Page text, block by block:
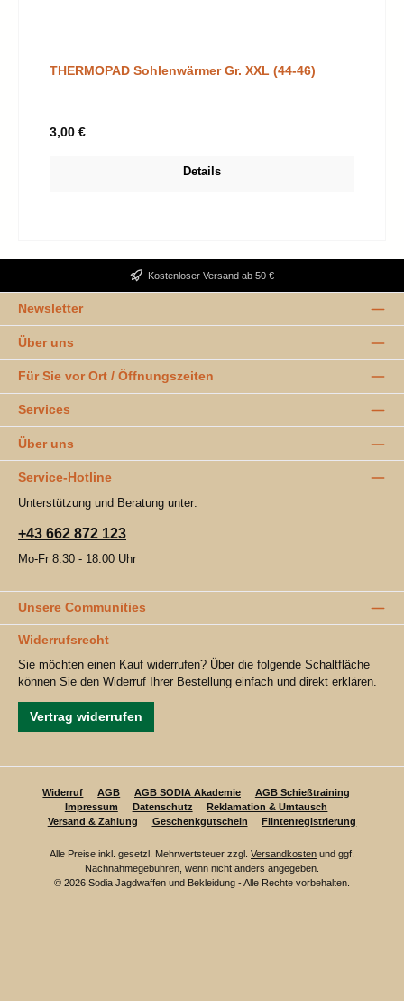
THERMOPAD Sohlenwärmer Gr. XXL (44-46)
Regulärer Preis:
3,00 €
Details
Kostenloser Versand ab 50 €
Newsletter
Über uns
Für Sie vor Ort / Öffnungszeiten
Services
Über uns
Service-Hotline
Unterstützung und Beratung unter:
+43 662 872 123
Mo-Fr 8:30 - 18:00 Uhr
Unsere Communities
Widerrufsrecht
Sie möchten einen Kauf widerrufen? Über die folgende Schaltfläche
können Sie den Widerruf Ihrer Bestellung einfach und direkt erklären.
Vertrag widerrufen
Widerruf AGB AGB SODIA Akademie
AGB Schießtraining
Impressum
Datenschutz
Reklamation & Umtausch
Versand & Zahlung
Geschenkgutschein Flintenregistrierung
Alle Preise inkl. gesetzl. Mehrwertsteuer zzgl. Versandkosten und ggf.
Nachnahmegebühren, wenn nicht anders angegeben.
© 2026 Sodia Jagdwaffen und Bekleidung - Alle Rechte vorbehalten.